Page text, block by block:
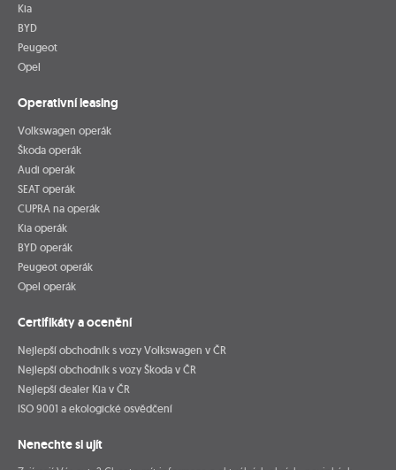
Kia
BYD
Peugeot
Opel
Operativní leasing
Volkswagen operák
Škoda operák
Audi operák
SEAT operák
CUPRA na operák
Kia operák
BYD operák
Peugeot operák
Opel operák
Certifikáty a ocenění
Nejlepší obchodník s vozy Volkswagen v ČR
Nejlepší obchodník s vozy Škoda v ČR
Nejlepší dealer Kia v ČR
ISO 9001 a ekologické osvědčení
Nenechte si ujít